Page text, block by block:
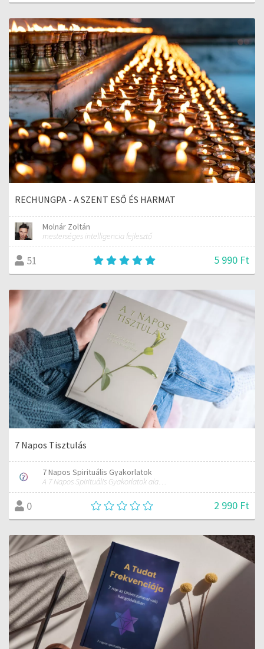
RECHUNGPA - A SZENT ESŐ ÉS HARMAT
Molnár Zoltán
mesterséges intelligencia fejlesztő
51 5 990 Ft
7 Napos Tisztulás
7 Napos Spirituális Gyakorlatok
A 7 Napos Spirituális Gyakorlatok alapítója és mentora.
0 2 990 Ft